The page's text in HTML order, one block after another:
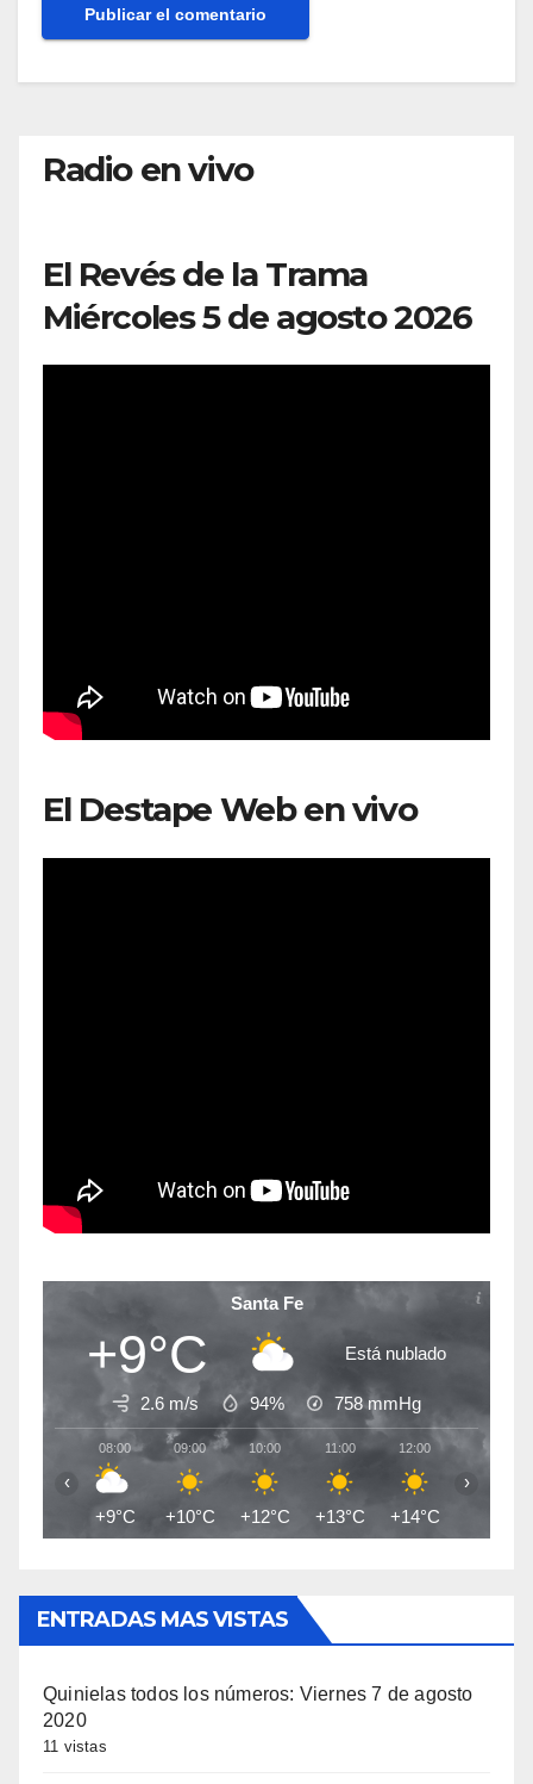
Radio en vivo
El Revés de la Trama
Miércoles 5 de agosto 2026
El Destape Web en vivo
Santa Fe
+9°C Está nublado
2.6 m/s 94% 758mmHg
08:00
+9°C
09:00
+10°C
10:00
+12°C
11:00
+13°C
12:00
+14°C
13:00
‹ ›
ENTRADAS MAS VISTAS
Quinielas todos los números: Viernes 7 de agosto
2020
11 vistas